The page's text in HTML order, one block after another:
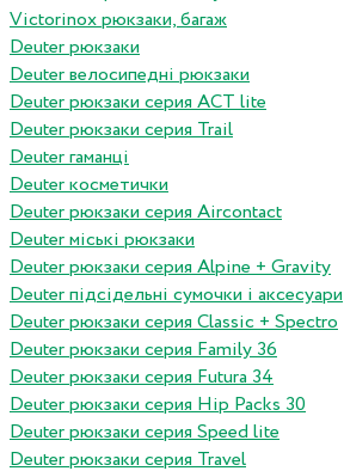
Victorinox рюкзаки, багаж
Deuter рюкзаки
Deuter велосипедні рюкзаки
Deuter рюкзаки серия ACT lite
Deuter рюкзаки серия Trail
Deuter гаманці
Deuter косметички
Deuter рюкзаки серия Aircontact
Deuter міські рюкзаки
Deuter рюкзаки серия Alpine + Gravity
Deuter підсідельні сумочки і аксесуари
Deuter рюкзаки серия Classic + Spectro
Deuter рюкзаки серия Family 36
Deuter рюкзаки серия Futura 34
Deuter рюкзаки серия Hip Packs 30
Deuter рюкзаки серия Speed lite
Deuter рюкзаки серия Travel